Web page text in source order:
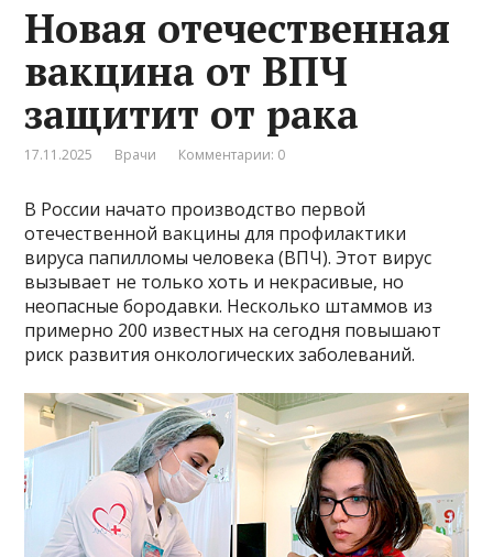
Новая отечественная
вакцина от ВПЧ
защитит от рака
17.11.2025 Врачи Комментарии: 0
В России начато производство первой
отечественной вакцины для профилактики
вируса папилломы человека (ВПЧ). Этот вирус
вызывает не только хоть и некрасивые, но
неопасные бородавки. Несколько штаммов из
примерно 200 известных на сегодня повышают
риск развития онкологических заболеваний.